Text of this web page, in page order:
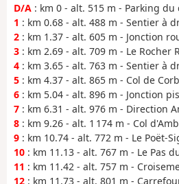
D/A : km 0 - alt. 515 m - Parking
1 : km 0.68 - alt. 488 m - Sentier à
2 : km 1.37 - alt. 605 m - Jonction
3 : km 2.69 - alt. 709 m - Le Rocher
4 : km 3.65 - alt. 763 m - Sentier à
5 : km 4.37 - alt. 865 m - Col de
6 : km 5.04 - alt. 896 m - Jonction
7 : km 6.31 - alt. 976 m - Direction
8 : km 9.26 - alt. 1 174 m - Col
9 : km 10.74 - alt. 772 m - Le Poët-
10 : km 11.13 - alt. 767 m - Le Pas
11 : km 11.42 - alt. 757 m -
12 : km 11.73 - alt. 801 m -